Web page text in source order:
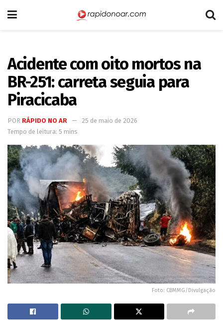
Acidente com oito mortos na
BR-251: carreta seguia para
Piracicaba
POR RÁPIDO NO AR
25 de maio de 2026
Tempo de leitura: 5 mins
Foto: CBMMG/Divulgação